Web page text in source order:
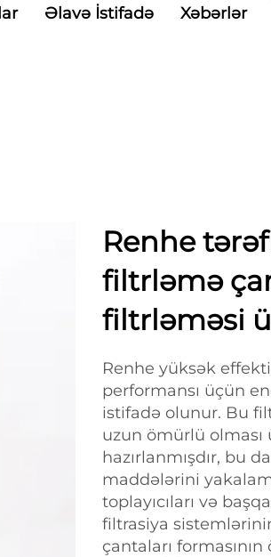
Əlavə İstifadə Xəbərlər
Renhe
filtrləmə
filtrləməsi
Renhe yüksək
performansı üçün
istifadə olunur. Bu
uzun ömürlü
hazırlanmışdır, bu
maddələrini
toplayıcıları və
filtrasiya
çantaları